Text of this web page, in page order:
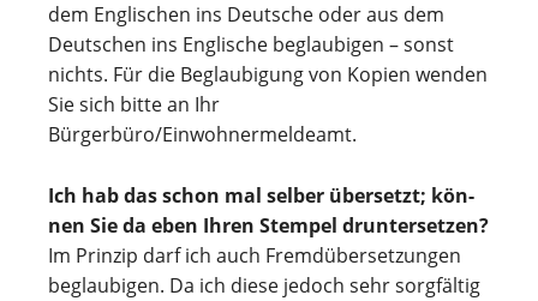
dem Englischen ins Deutsche oder aus dem
Deutschen ins Englische beglau­bi­gen – sonst
nichts. Für die Beglau­bi­gung von Kopien wen­den
Sie sich bitte an Ihr
Bürgerbüro/Einwohnermeldeamt.
Ich hab das schon mal sel­ber über­setzt; kön­
nen Sie da eben Ihren Stem­pel druntersetzen?
Im Prin­zip darf ich auch Fremd­über­set­zun­gen
beglau­bi­gen. Da ich diese jedoch sehr sorg­fäl­tig